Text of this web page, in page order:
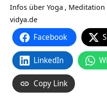
Infos über Yoga , Meditation
vidya.de
Facebook
LinkedIn
Copy Link